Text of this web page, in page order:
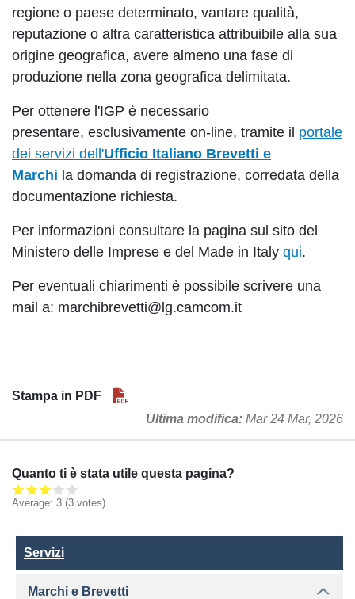
regione o paese determinato, vantare qualità,
reputazione o altra caratteristica attribuibile alla sua
origine geografica, avere almeno una fase di
produzione nella zona geografica delimitata.
Per ottenere l'IGP è necessario
presentare, esclusivamente on-line, tramite il portale
dei servizi dell'Ufficio Italiano Brevetti e
Marchi la domanda di registrazione, corredata della
documentazione richiesta.
Per informazioni consultare la pagina sul sito del
Ministero delle Imprese e del Made in Italy qui.
Per eventuali chiarimenti è possibile scrivere una
mail a: marchibrevetti@lg.camcom.it
Stampa in PDF
Ultima modifica Mar 24 Mar, 2026
Quanto ti è stata utile questa pagina?
Average: 3 (3 votes)
Servizi
Servizi
Marchi e Brevetti